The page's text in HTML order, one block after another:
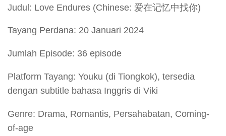
Judul: Love Endures (Chinese: 爱在记忆中找你)
Tayang Perdana: 20 Januari 2024
Jumlah Episode: 36 episode
Platform Tayang: Youku (di Tiongkok), tersedia
dengan subtitle bahasa Inggris di Viki
Genre: Drama, Romantis, Persahabatan, Coming-
of-age